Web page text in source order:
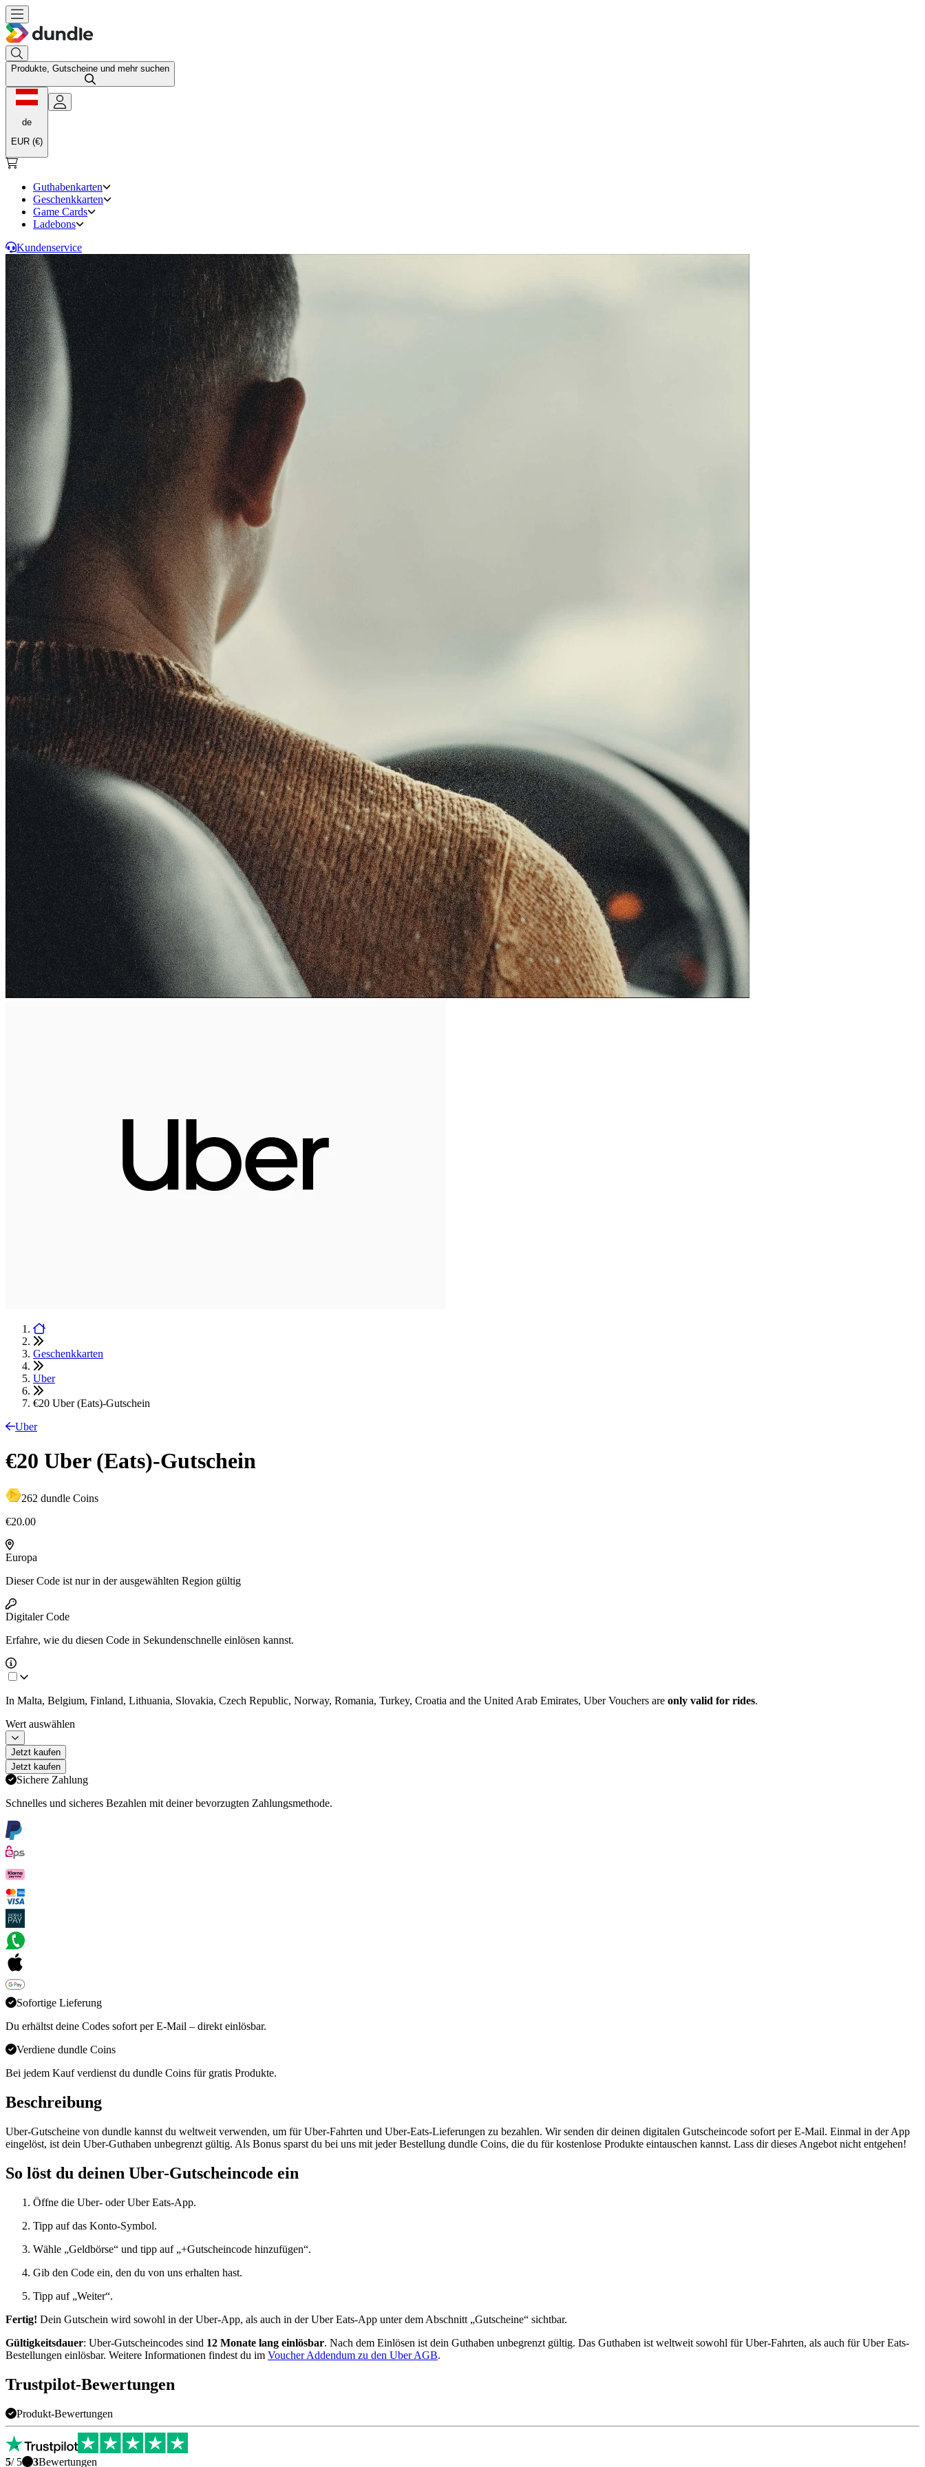
Produkte, Gutscheine und mehr suchen
de
EUR (€)
Guthabenkarten
Geschenkkarten
Game Cards
Ladebons
Kundenservice
Geschenkkarten
Uber
€20 Uber (Eats)-Gutschein
Uber
€20 Uber (Eats)-Gutschein
262 dundle Coins
€20.00
Europa
Dieser Code ist nur in der ausgewählten Region gültig
Digitaler Code
Erfahre, wie du diesen Code in Sekundenschnelle einlösen kannst.
In Malta, Belgium, Finland, Lithuania, Slovakia, Czech Republic, Norway, Romania, Turkey, Croatia and the United Arab Emirates, Uber Vouchers are only valid for rides.
Wert auswählen
Jetzt kaufen
Jetzt kaufen
Sichere Zahlung
Schnelles und sicheres Bezahlen mit deiner bevorzugten Zahlungsmethode.
Sofortige Lieferung
Du erhältst deine Codes sofort per E-Mail – direkt einlösbar.
Verdiene dundle Coins
Bei jedem Kauf verdienst du dundle Coins für gratis Produkte.
Beschreibung
Uber-Gutscheine von dundle kannst du weltweit verwenden, um für Uber-Fahrten und Uber-Eats-Lieferungen zu bezahlen. Wir senden dir deinen digitalen Gutscheincode sofort per E-Mail. Einmal in der App
eingelöst, ist dein Uber-Guthaben unbegrenzt gültig. Als Bonus sparst du bei uns mit jeder Bestellung dundle Coins, die du für kostenlose Produkte eintauschen kannst. Lass dir dieses Angebot nicht entgehen!
So löst du deinen Uber-Gutscheincode ein
Öffne die Uber- oder Uber Eats-App.
Tipp auf das Konto-Symbol.
Wähle „Geldbörse“ und tipp auf „+Gutscheincode hinzufügen“.
Gib den Code ein, den du von uns erhalten hast.
Tipp auf „Weiter“.
Fertig! Dein Gutschein wird sowohl in der Uber-App, als auch in der Uber Eats-App unter dem Abschnitt „Gutscheine“ sichtbar.
Gültigkeitsdauer: Uber-Gutscheincodes sind 12 Monate lang einlösbar. Nach dem Einlösen ist dein Guthaben unbegrenzt gültig. Das Guthaben ist weltweit sowohl für Uber-Fahrten, als auch für Uber Eats-
Bestellungen einlösbar. Weitere Informationen findest du im Voucher Addendum zu den Uber AGB.
Trustpilot-Bewertungen
Produkt-Bewertungen
5/ 5 3Bewertungen